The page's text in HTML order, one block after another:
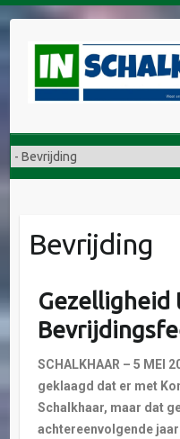
Bevrijding
Gezelligheid
SCHALKHAAR – 5 MEI
geklaagd dat er met
Schalkhaar, maar dat
achtereenvolgende